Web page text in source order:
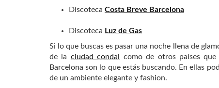
Discoteca Costa Breve Barcelona
Discoteca Luz de Gas
Si lo que buscas es pasar una noche llena de
de la ciudad condal como de otros países
Barcelona son lo que estás buscando. En ellas
de un ambiente elegante y fashion.